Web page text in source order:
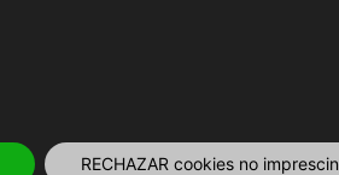
RECHAZAR cookies no